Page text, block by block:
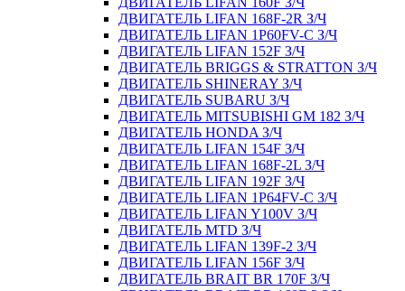
ДВИГАТЕЛЬ LIFAN 168F-2R З/Ч
ДВИГАТЕЛЬ LIFAN 1P60FV-C З/Ч
ДВИГАТЕЛЬ LIFAN 152F З/Ч
ДВИГАТЕЛЬ BRIGGS & STRATTON З/Ч
ДВИГАТЕЛЬ SHINERAY З/Ч
ДВИГАТЕЛЬ SUBARU З/Ч
ДВИГАТЕЛЬ MITSUBISHI GM 182 З/Ч
ДВИГАТЕЛЬ HONDA З/Ч
ДВИГАТЕЛЬ LIFAN 154F З/Ч
ДВИГАТЕЛЬ LIFAN 168F-2L З/Ч
ДВИГАТЕЛЬ LIFAN 192F З/Ч
ДВИГАТЕЛЬ LIFAN 1P64FV-C З/Ч
ДВИГАТЕЛЬ LIFAN Y100V З/Ч
ДВИГАТЕЛЬ MTD З/Ч
ДВИГАТЕЛЬ LIFAN 139F-2 З/Ч
ДВИГАТЕЛЬ LIFAN 156F З/Ч
ДВИГАТЕЛЬ BRAIT BR 170F З/Ч